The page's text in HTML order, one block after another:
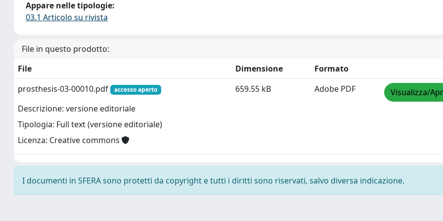
Appare nelle tipologie:
03.1 Articolo su rivista
File in questo prodotto:
File
Dimensione
Formato
prosthesis-03-00010.pdf
accesso aperto
Descrizione: versione editoriale
Tipologia: Full text (versione editoriale)
Licenza: Creative commons
659.55 kB Adobe PDF Visualizza/
I documenti in SFERA sono protetti da copyright e tutti i diritti sono riservati, salvo diversa indicazione.